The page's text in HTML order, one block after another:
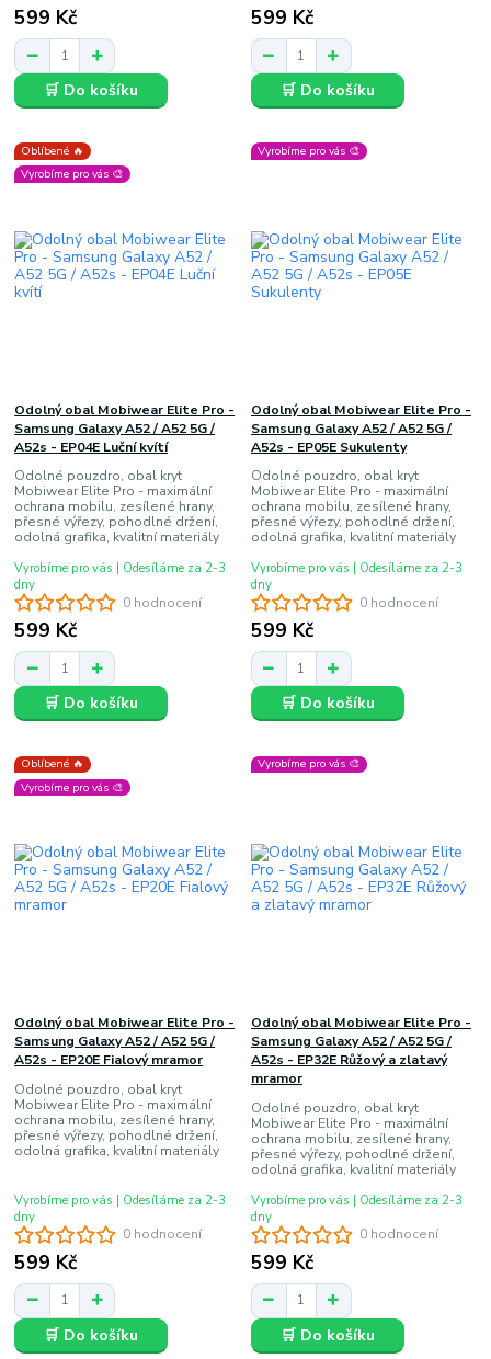
599 Kč
🛒 Do košíku
599 Kč
🛒 Do košíku
Oblíbené 🔥
Vyrobíme pro vás 🎨
0 hodnocení
Odolný obal Mobiwear Elite Pro -
Samsung Galaxy A52 / A52 5G /
A52s - EP04E Luční kvítí
Odolné pouzdro, obal kryt
Mobiwear Elite Pro - maximální
ochrana mobilu, zesílené hrany,
přesné výřezy, pohodlné držení,
odolná grafika, kvalitní materiály
599 Kč
Vyrobíme pro vás | Odesíláme za 2-3
dny
🛒 Do košíku
Vyrobíme pro vás 🎨
0 hodnocení
Odolný obal Mobiwear Elite Pro -
Samsung Galaxy A52 / A52 5G /
A52s - EP05E Sukulenty
Odolné pouzdro, obal kryt
Mobiwear Elite Pro - maximální
ochrana mobilu, zesílené hrany,
přesné výřezy, pohodlné držení,
odolná grafika, kvalitní materiály
599 Kč
Vyrobíme pro vás | Odesíláme za 2-3
dny
🛒 Do košíku
Oblíbené 🔥
Vyrobíme pro vás 🎨
0 hodnocení
Odolný obal Mobiwear Elite Pro -
Samsung Galaxy A52 / A52 5G /
A52s - EP20E Fialový mramor
Odolné pouzdro, obal kryt
Mobiwear Elite Pro - maximální
ochrana mobilu, zesílené hrany,
přesné výřezy, pohodlné držení,
odolná grafika, kvalitní materiály
599 Kč
Vyrobíme pro vás | Odesíláme za 2-3
dny
🛒 Do košíku
Vyrobíme pro vás 🎨
0 hodnocení
Odolný obal Mobiwear Elite Pro -
Samsung Galaxy A52 / A52 5G /
A52s - EP32E Růžový a zlatavý
mramor
Odolné pouzdro, obal kryt
Mobiwear Elite Pro - maximální
ochrana mobilu, zesílené hrany,
přesné výřezy, pohodlné držení,
odolná grafika, kvalitní materiály
599 Kč
Vyrobíme pro vás | Odesíláme za 2-3
dny
🛒 Do košíku